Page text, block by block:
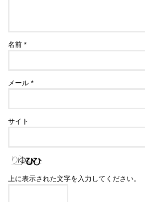
名前*
メール*
サイト
上に表示された文字を入力してください。